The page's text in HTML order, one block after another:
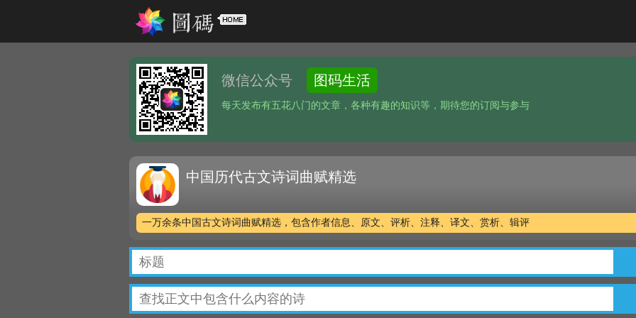
微信公众号 图码生活
每天发布有五花八门的文章，各种有趣的知识等，期待您的订阅与参与
中国历代古文诗词曲赋精选
一万余条中国古文诗词曲赋精选，包含作者信息、原文、评析、注释、译文、赏析、辑评